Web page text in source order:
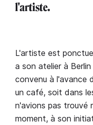
l'artiste.
L'artiste est
a son atelier à
convenu à l'avance
un café, soit dans
n'avions pas trouvé
moment, à son